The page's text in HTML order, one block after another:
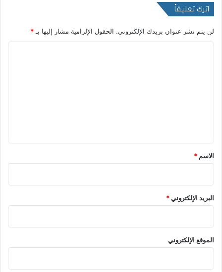
اترك تعليقاً
لن يتم نشر عنوان بريدك الإلكتروني. الحقول الإلزامية مشار إليها بـ *
*
الاسم *
البريد الإلكتروني*
الموقع الإلكتروني